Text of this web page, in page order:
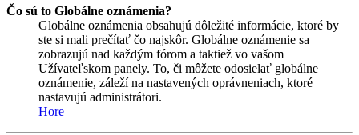
Čo sú to Globálne oznámenia?
Globálne oznámenia obsahujú dôležité informácie, ktoré by
ste si mali prečítať čo najskôr. Globálne oznámenie sa
zobrazujú nad každým fórom a taktiež vo vašom
Užívateľskom panely. To, či môžete odosielať globálne
oznámenie, záleží na nastavených oprávneniach, ktoré
nastavujú administrátori.
Hore